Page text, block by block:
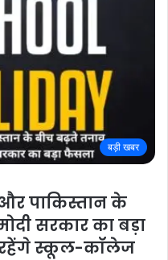
बड़ी खबर
पाकिस्तान के
सरकार का बड़ा
रहेंगे स्कूल-कॉलेज